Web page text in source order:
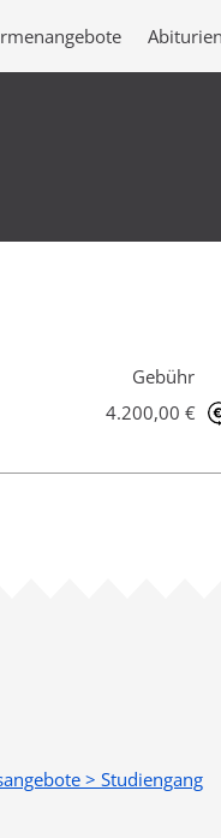
Gebühr
4.200,00 €
> Studiengang